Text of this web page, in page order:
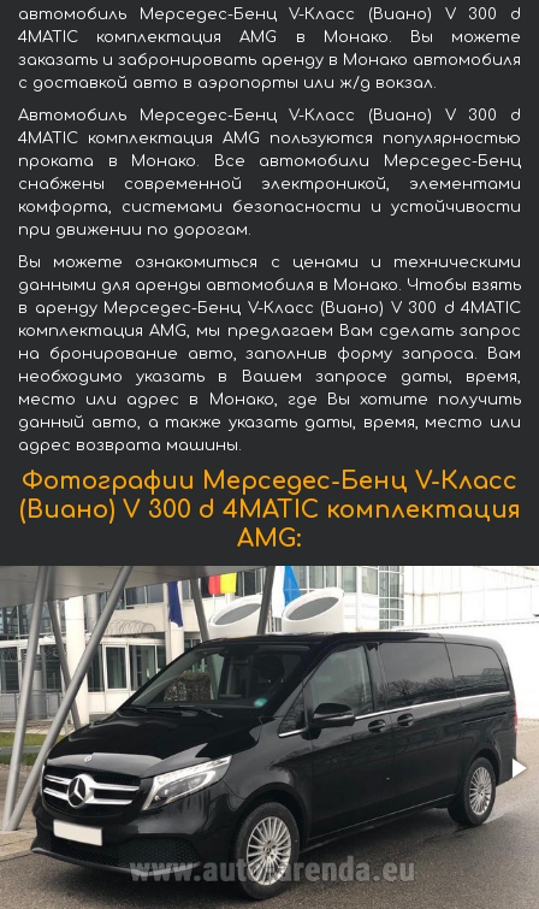
автомобиль Мерседес-Бенц V-Класс (Виано) V 300 d
4MATIC комплектация AMG в Монако. Вы можете
заказать и забронировать аренду в Монако автомобиля
с доставкой авто в аэропорты или ж/д вокзал.
Автомобиль Мерседес-Бенц V-Класс (Виано) V 300 d
4MATIC комплектация AMG пользуются популярностью
проката в Монако. Все автомобили Мерседес-Бенц
снабжены современной электроникой, элементами
комфорта, системами безопасности и устойчивости
при движении по дорогам.
Вы можете ознакомиться с ценами и техническими
данными для аренды автомобиля в Монако. Чтобы взять
в аренду Мерседес-Бенц V-Класс (Виано) V 300 d 4MATIC
комплектация AMG, мы предлагаем Вам сделать запрос
на бронирование авто, заполнив форму запроса. Вам
необходимо указать в Вашем запросе даты, время,
место или адрес в Монако, где Вы хотите получить
данный авто, а также указать даты, время, место или
адрес возврата машины.
Фотографии Мерседес-Бенц V-Класс
(Виано) V 300 d 4MATIC комплектация
AMG: